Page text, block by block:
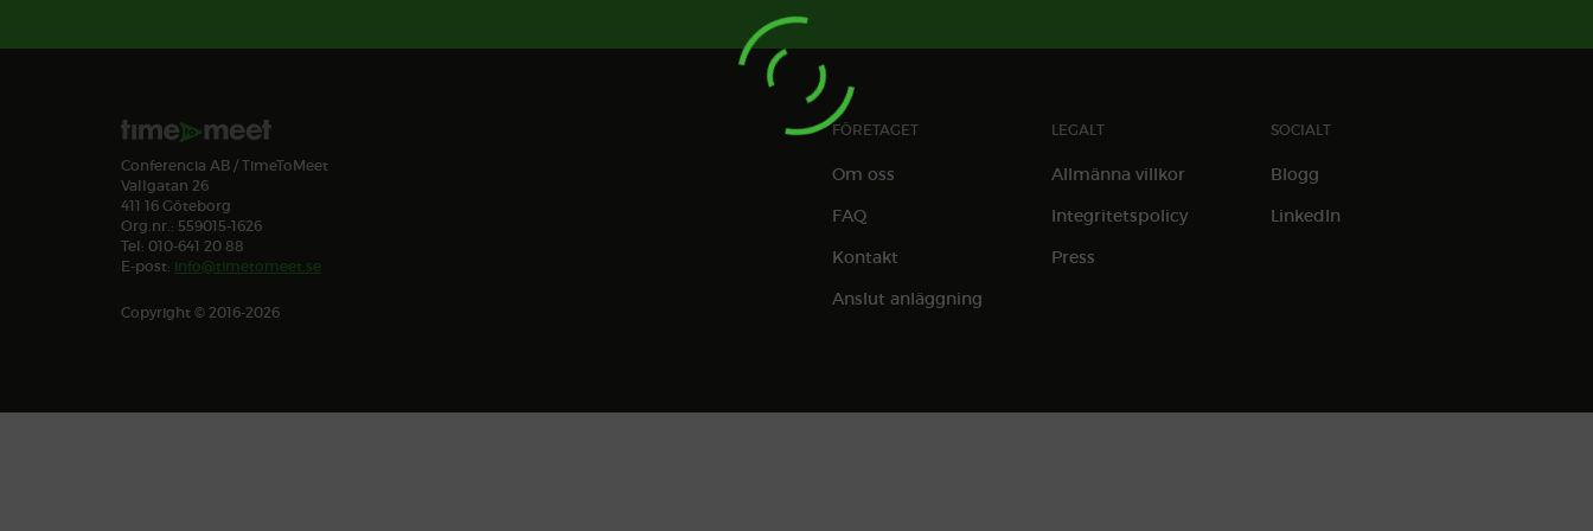
Conferencia AB / TimeToMeet
Vallgatan 26
411 16 Göteborg
Org.nr.: 559015-1626
Tel: 010-641 20 88
E-post: info@timetomeet.se
Copyright © 2016-2026
FÖRETAGET
Om oss
FAQ
Kontakt
Anslut anläggning
LEGALT
Allmänna villkor
Integritetspolicy
Press
SOCIALT
Blogg
LinkedIn